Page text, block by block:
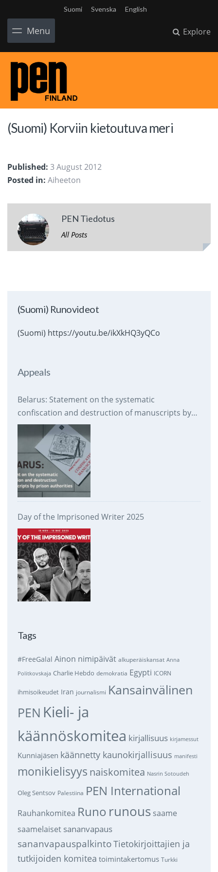
Suomi Svenska English
Menu Explore
(Suomi) Korviin kietoutuva meri
Published: 3 August 2012
Posted in: Aiheeton
PEN Tiedotus
All Posts
(Suomi) Runovideot
(Suomi) https://youtu.be/ikXkHQ3yQCo
Appeals
Belarus: Statement on the systematic
confiscation and destruction of manuscripts by
prison authorities
Day of the Imprisoned Writer 2025
Tags
#FreeGalal Ainon nimipäivät alkuperäiskansat Anna
Politkovskaja Charlie Hebdo demokratia Egypti ICORN
ihmisoikeudet Iran journalismi Kansainvälinen
PEN Kieli- ja
käännöskomitea kirjallisuus kirjamessut
Kunniajäsen käännetty kaunokirjallisuus manifesti
monikielisyys naiskomitea Nasrin Sotoudeh
Oleg Sentsov Palestiina PEN International
Rauhankomitea Runo runous saame
saamelaiset sananvapaus
sananvapauspalkintoTietokirjoittajien ja
tutkijoiden komitea toimintakertomus Turkki